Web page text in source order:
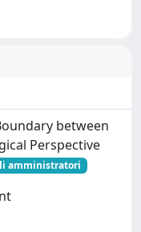
between
Perspective
amministratori